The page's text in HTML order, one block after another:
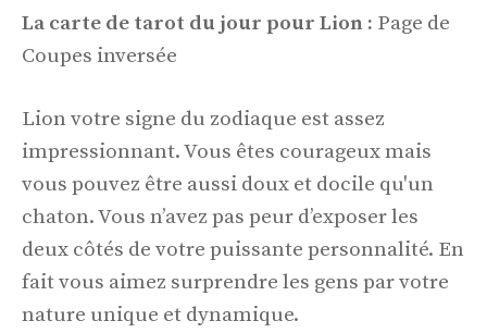
La carte de tarot du jour pour Lion : Page de
Coupes inversée
Lion votre signe du zodiaque est assez
impressionnant. Vous êtes courageux mais
vous pouvez être aussi doux et docile qu'un
chaton. Vous n’avez pas peur d’exposer les
deux côtés de votre puissante personnalité. En
fait vous aimez surprendre les gens par votre
nature unique et dynamique.